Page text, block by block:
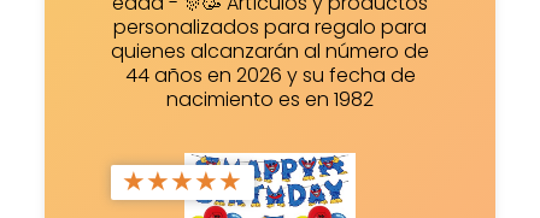
personalizados para regalo para
quienes alcanzarán al número de
44 años en 2026 y su fecha de
nacimiento es en 1982
★★★★★